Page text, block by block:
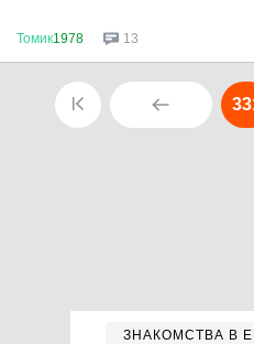
Томик1978 13
ЗНАКОМСТВА В